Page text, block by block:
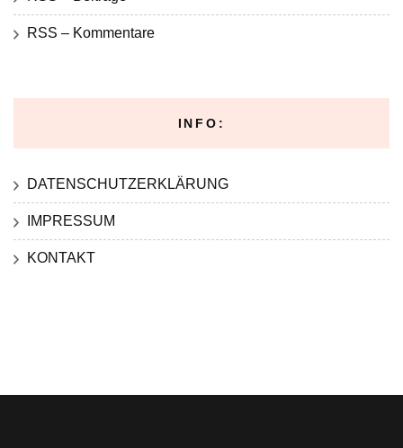
RSS – Kommentare
INFO:
DATENSCHUTZERKLÄRUNG
IMPRESSUM
KONTAKT